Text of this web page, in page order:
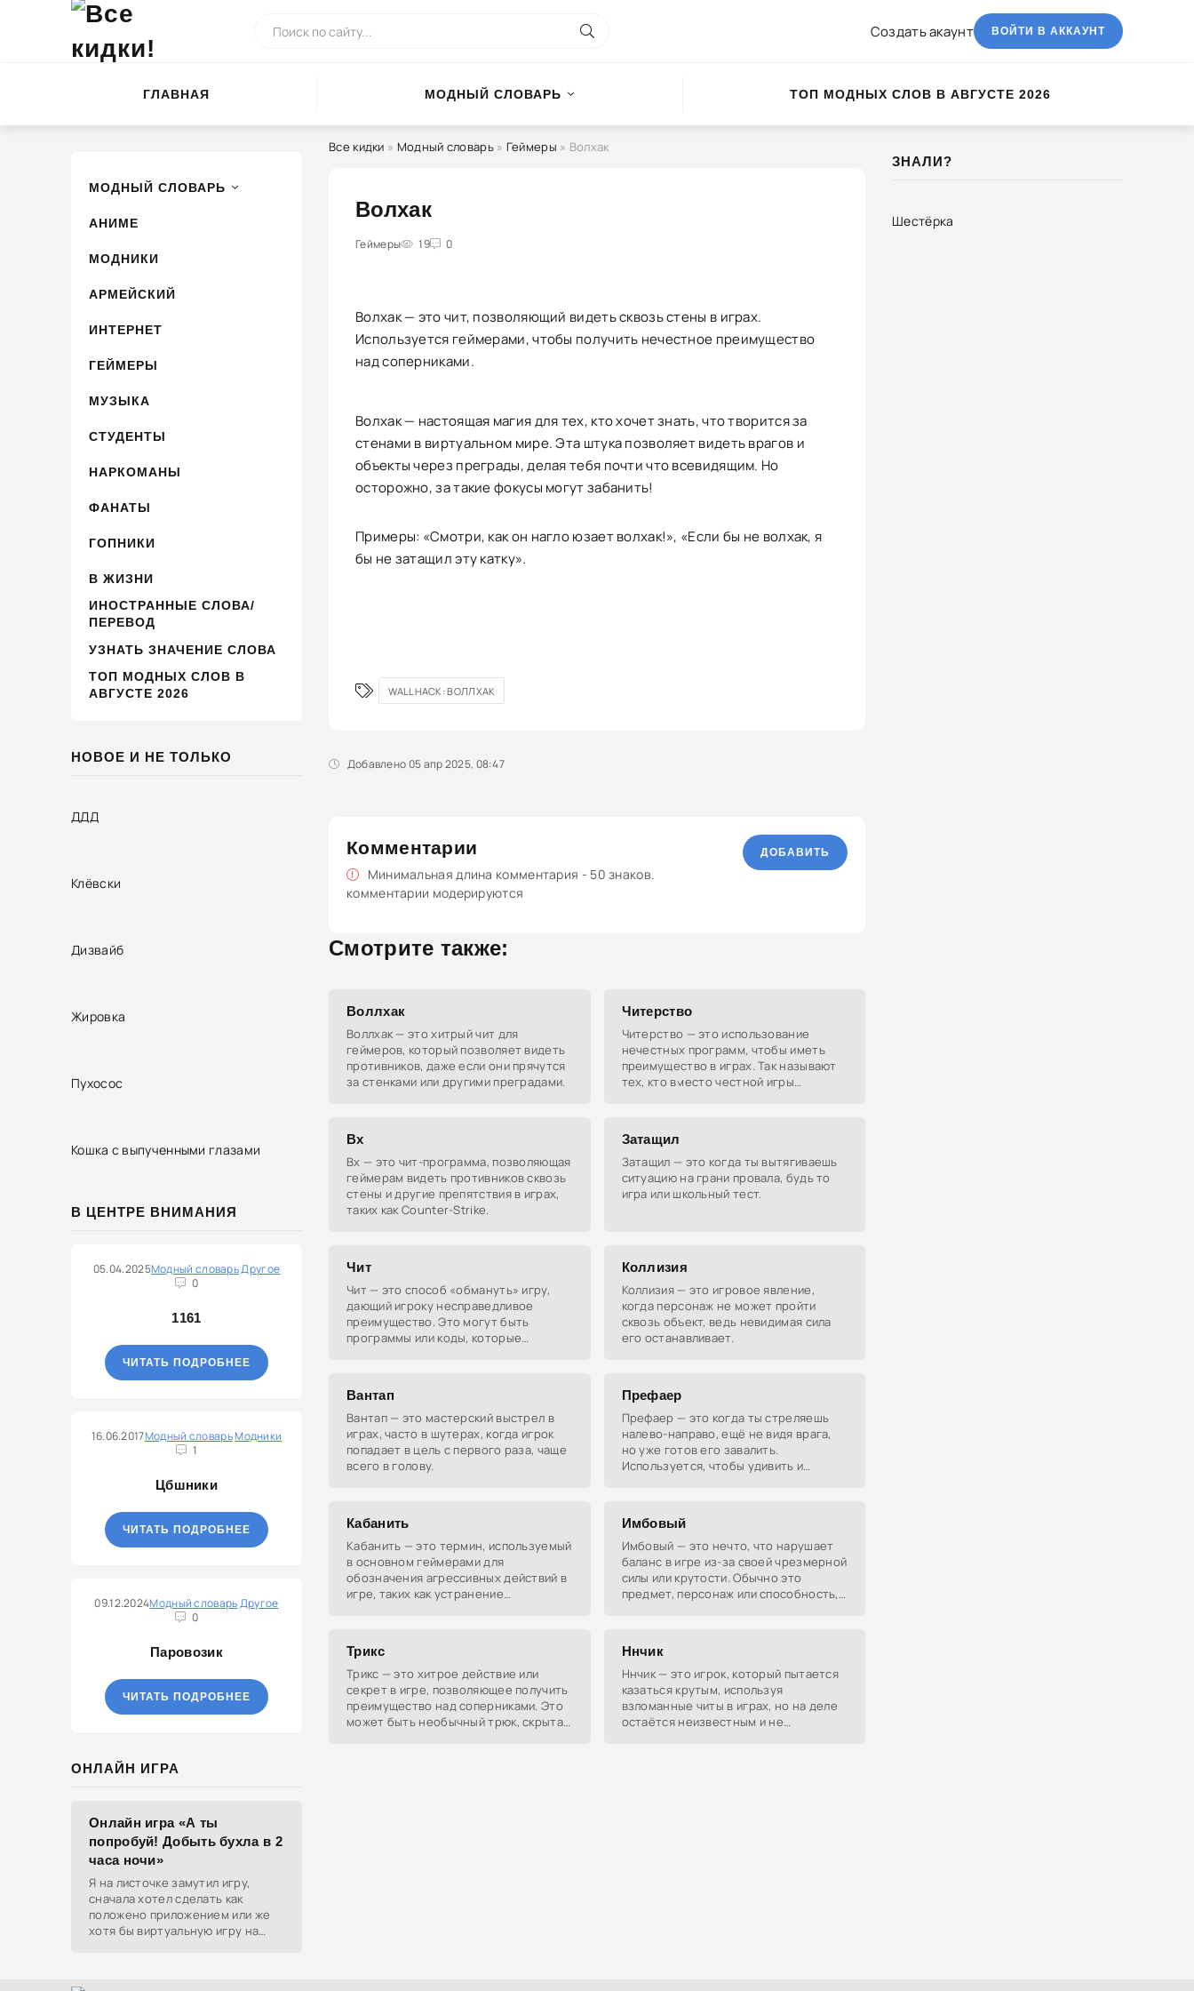
Создать акаунт ВОЙТИ В АККАУНТ
ГЛАВНАЯ МОДНЫЙ СЛОВАРЬ ТОП МОДНЫХ СЛОВ В АВГУСТЕ 2026
МОДНЫЙ СЛОВАРЬ
АНИМЕ
МОДНИКИ
АРМЕЙСКИЙ
ИНТЕРНЕТ
ГЕЙМЕРЫ
МУЗЫКА
СТУДЕНТЫ
НАРКОМАНЫ
ФАНАТЫ
ГОПНИКИ
В ЖИЗНИ
ИНОСТРАННЫЕ СЛОВА/
ПЕРЕВОД
УЗНАТЬ ЗНАЧЕНИЕ СЛОВА
ТОП МОДНЫХ СЛОВ В
АВГУСТЕ 2026
НОВОЕ И НЕ ТОЛЬКО
ДДД
Клёвски
Дизвайб
Жировка
Пухосос
Кошка с выпученными глазами
В ЦЕНТРЕ ВНИМАНИЯ
05.04.2025Модный словарьДругое
0
1161
ЧИТАТЬ ПОДРОБНЕЕ
16.06.2017Модный словарьМодники
1
Цбшники
ЧИТАТЬ ПОДРОБНЕЕ
09.12.2024Модный словарьДругое
0
Паровозик
ЧИТАТЬ ПОДРОБНЕЕ
ОНЛАЙН ИГРА
Онлайн игра «А ты
попробуй! Добыть бухла в 2
часа ночи»
Я на листочке замутил игру,
сначала хотел сделать как
положено приложением или же
хотя бы виртуальную игру на
Все кидки » Модный словарь» Геймеры » Волхак
Волхак
Геймеры 19 0
1 2 3 4 5
Волхак — это чит, позволяющий видеть сквозь стены в играх.
Используется геймерами, чтобы получить нечестное преимущество
над соперниками.
Волхак — настоящая магия для тех, кто хочет знать, что творится за
стенами в виртуальном мире. Эта штука позволяет видеть врагов и
объекты через преграды, делая тебя почти что всевидящим. Но
осторожно, за такие фокусы могут забанить!
Примеры: «Смотри, как он нагло юзает волхак!», «Если бы не волхак, я
бы не затащил эту катку».
WALLHACK: ВОЛЛХАК
Добавлено 05 апр 2025, 08:47
Комментарии
Минимальная длина комментария - 50 знаков.
комментарии модерируются
ДОБАВИТЬ
Смотрите также:
Воллхак
Воллхак — это хитрый чит для
геймеров, который позволяет видеть
противников, даже если они прячутся
за стенками или другими преградами.
Читерство
Читерство — это использование
нечестных программ, чтобы иметь
преимущество в играх. Так называют
тех, кто вместо честной игры
Вх
Вх — это чит-программа, позволяющая
геймерам видеть противников сквозь
стены и другие препятствия в играх,
таких как Counter-Strike.
Затащил
Затащил — это когда ты вытягиваешь
ситуацию на грани провала, будь то
игра или школьный тест.
Чит
Чит — это способ «обмануть» игру,
дающий игроку несправедливое
преимущество. Это могут быть
программы или коды, которые
Коллизия
Коллизия — это игровое явление,
когда персонаж не может пройти
сквозь объект, ведь невидимая сила
его останавливает.
Вантап
Вантап — это мастерский выстрел в
играх, часто в шутерах, когда игрок
попадает в цель с первого раза, чаще
всего в голову.
Префаер
Префаер — это когда ты стреляешь
налево-направо, ещё не видя врага,
но уже готов его завалить.
Используется, чтобы удивить и
Кабанить
Кабанить — это термин, используемый
в основном геймерами для
обозначения агрессивных действий в
игре, таких как устранение
Имбовый
Имбовый — это нечто, что нарушает
баланс в игре из-за своей чрезмерной
силы или крутости. Обычно это
предмет, персонаж или способность,
Трикс
Трикс — это хитрое действие или
секрет в игре, позволяющее получить
преимущество над соперниками. Это
может быть необычный трюк, скрытая
Ннчик
Ннчик — это игрок, который пытается
казаться крутым, используя
взломанные читы в играх, но на деле
остаётся неизвестным и не
ЗНАЛИ?
Шестёрка